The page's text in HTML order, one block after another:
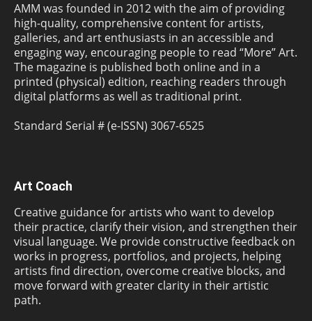
AMM was founded in 2012 with the aim of providing
high-quality, comprehensive content for artists,
galleries, and art enthusiasts in an accessible and
engaging way, encouraging people to read “More” Art.
The magazine is published both online and in a
printed (physical) edition, reaching readers through
digital platforms as well as traditional print.
Standard Serial # (e-ISSN) 3067-6525
Art Coach
Creative guidance for artists who want to develop
their practice, clarify their vision, and strengthen their
visual language. We provide constructive feedback on
works in progress, portfolios, and projects, helping
artists find direction, overcome creative blocks, and
move forward with greater clarity in their artistic
path.